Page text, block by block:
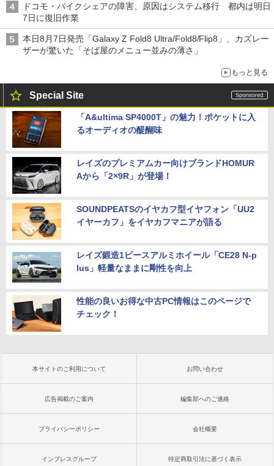
ドコモ・バイクシェアの障害、原因はシステム移行 都内は明日
7日に復旧作業
本日8月7日発売「Galaxy Z Fold8 Ultra/Fold8/Flip8」、カズレー
ザーが驚いた「そば屋のメニュー並みの薄さ」
もっと見る
Special Site
「A&ultima SP4000T」の魅力！ポケットに入
るオーディオの醍醐味
レイズのプレミアムカー向けブランドHOMUR
Aから「2×9R」が登場！
SOUNDPEATSのイヤカフ型イヤフォン「UU2
イヤーカフ」をイヤカフマニアが語る
レイズ鍛造1ピースアルミホイール「CE28 N-p
lus」軽量なままに剛性を向上
性能の良いお得な中古PC情報はこのページで
チェック！
本サイトのご利用について お問い合わせ
広告掲載のご案内 編集部へのご連絡
プライバシーポリシー 会社概要
インプレスグループ 特定商取引法に基づく表示